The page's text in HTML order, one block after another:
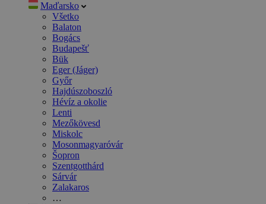
Maďarsko
Všetko
Balaton
Bogács
Budapešť
Bük
Eger (Jáger)
Győr
Hajdúszoboszló
Hévíz a okolie
Lenti
Mezőkövesd
Miskolc
Mosonmagyaróvár
Šopron
Szentgotthárd
Sárvár
Zalakaros
…